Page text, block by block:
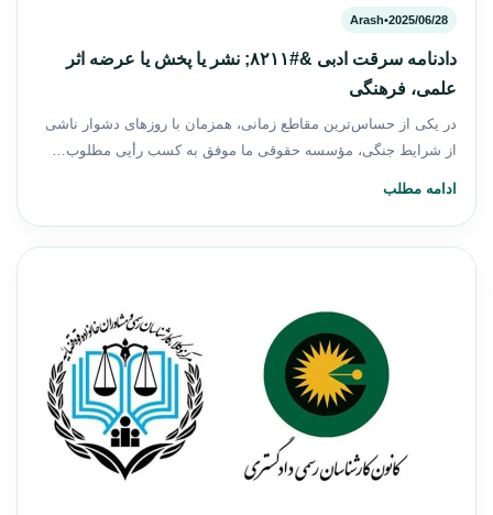
2025/06/28
•
Arash
دادنامه سرقت ادبی &#۸۲۱۱; نشر یا پخش یا عرضه اثر
علمی، فرهنگی
در یکی از حساس‌ترین مقاطع زمانی، همزمان با روزهای دشوار ناشی
از شرایط جنگی، مؤسسه حقوقی ما موفق به کسب رأیی مطلوب…
ادامه مطلب